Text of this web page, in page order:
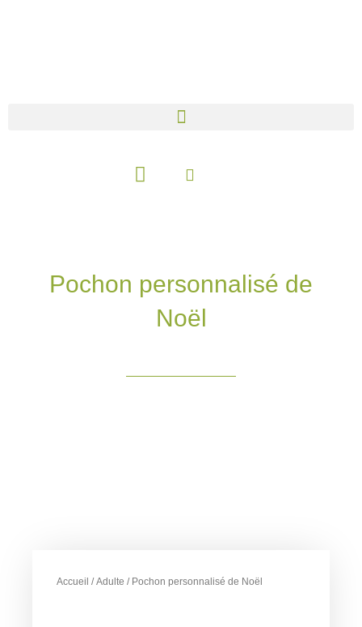
Panier
Pochon personnalisé de
Noël
Accueil /Adulte / Pochon personnalisé de Noël